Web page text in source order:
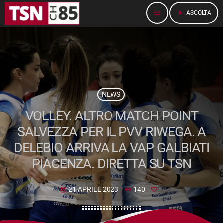
menu play_arrow ASCOLTA
NEWS
VOLLEY. ALTRO MATCH POINT
SALVEZZA PER IL PVV RIWEGA. A
DELEBIO ARRIVA LA VAP GALBIATI
PIACENZA. DIRETTA SU TSN
today 21 APRILE 2023 140